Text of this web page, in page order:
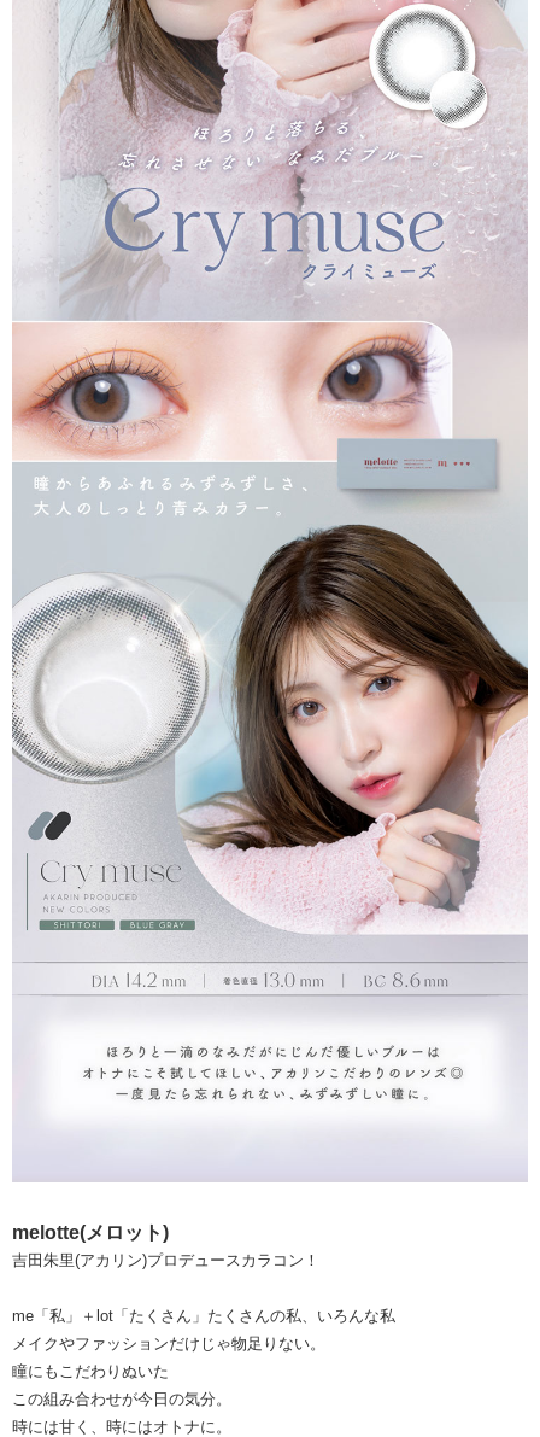
melotte(メロット)
吉田朱里(アカリン)プロデュースカラコン！
me「私」＋lot「たくさん」たくさんの私、いろんな私
メイクやファッションだけじゃ物足りない。
瞳にもこだわりぬいた
この組み合わせが今日の気分。
時には甘く、時にはオトナに。